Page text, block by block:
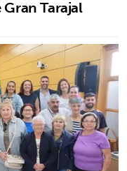
Tarajal